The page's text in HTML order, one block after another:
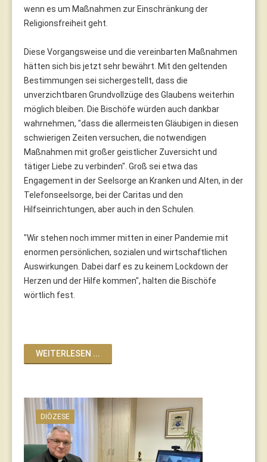
wenn es um Maßnahmen zur Einschränkung der
Religionsfreiheit geht.
Diese Vorgangsweise und die vereinbarten Maßnahmen
hätten sich bis jetzt sehr bewährt. Mit den geltenden
Bestimmungen sei sichergestellt, dass die
unverzichtbaren Grundvollzüge des Glaubens weiterhin
möglich bleiben. Die Bischöfe würden auch dankbar
wahrnehmen, "dass die allermeisten Gläubigen in diesen
schwierigen Zeiten versuchen, die notwendigen
Maßnahmen mit großer geistlicher Zuversicht und
tätiger Liebe zu verbinden". Groß sei etwa das
Engagement in der Seelsorge an Kranken und Alten, in der
Telefonseelsorge, bei der Caritas und den
Hilfseinrichtungen, aber auch in den Schulen.
"Wir stehen noch immer mitten in einer Pandemie mit
enormen persönlichen, sozialen und wirtschaftlichen
Auswirkungen. Dabei darf es zu keinem Lockdown der
Herzen und der Hilfe kommen", halten die Bischöfe
wörtlich fest.
WEITERLESEN ...
DIÖZESE